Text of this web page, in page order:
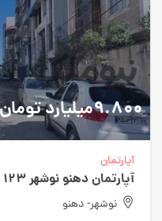
۹.۸۰۰میلیارد تومان
آپارتمان
آپارتمان دهنو نوشهر ۱۲۳ متر کلید نخورده دو خواب
نوشهر- دهنو